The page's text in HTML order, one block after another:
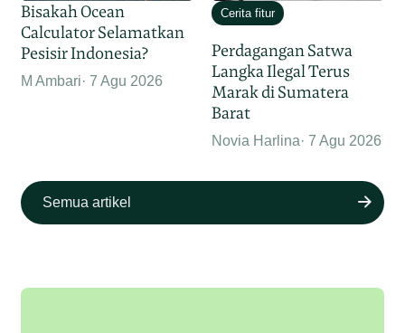
Bisakah Ocean
Calculator Selamatkan
Pesisir Indonesia?
M Ambari 7 Agu 2026
Cerita fitur
Perdagangan Satwa
Langka Ilegal Terus
Marak di Sumatera
Barat
Novia Harlina 7 Agu 2026
Semua artikel